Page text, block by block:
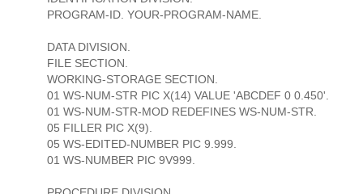
PROGRAM-ID. YOUR-PROGRAM-NAME.
DATA DIVISION.
FILE SECTION.
WORKING-STORAGE SECTION.
01 WS-NUM-STR PIC X(14) VALUE 'ABCDEF 0 0.450'.
01 WS-NUM-STR-MOD REDEFINES WS-NUM-STR.
05 FILLER PIC X(9).
05 WS-EDITED-NUMBER PIC 9.999.
01 WS-NUMBER PIC 9V999.